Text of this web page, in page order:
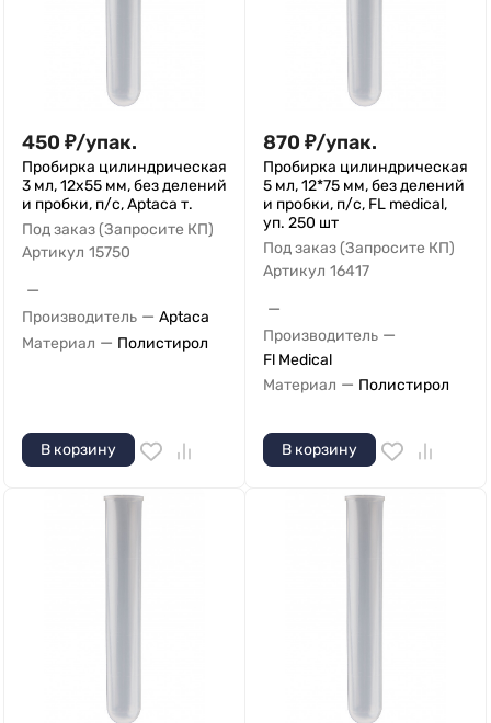
450 ₽/упак.
Пробирка цилиндрическая
3 мл, 12х55 мм, без делений
и пробки, п/с, Aptaca т.
Под заказ (Запросите КП)
Артикул 15750
—
Производитель — Aptaca
Материал — Полистирол
В корзину
870 ₽/упак.
Пробирка цилиндрическая
5 мл, 12*75 мм, без делений
и пробки, п/с, FL medical,
уп. 250 шт
Под заказ (Запросите КП)
Артикул 16417
—
Производитель —
Fl Medical
Материал — Полистирол
В корзину